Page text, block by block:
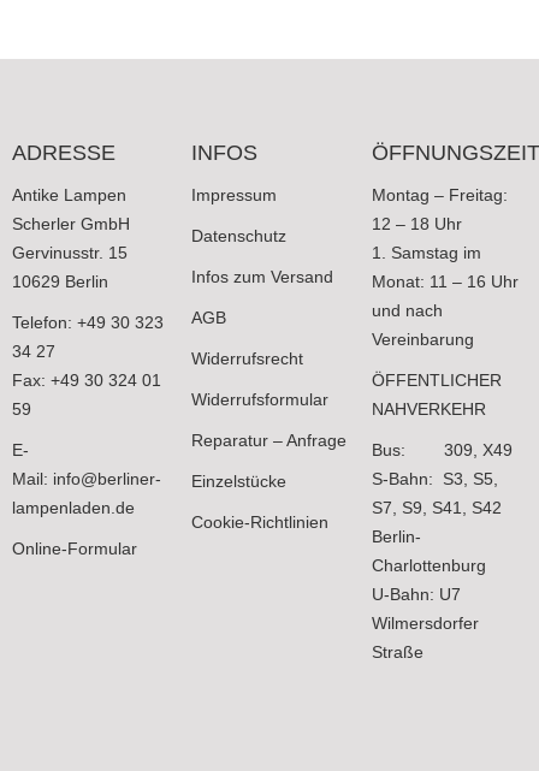
ADRESSE
Antike Lampen
Scherler GmbH
Gervinusstr. 15
10629 Berlin
Telefon: +49 30 323
34 27
Fax: +49 30 324 01
59
E-
Mail: info@berliner-
lampenladen.de
Online-Formular
INFOS
Impressum
Datenschutz
Infos zum Versand
AGB
Widerrufsrecht
Widerrufsformular
Reparatur – Anfrage
Einzelstücke
Cookie-Richtlinien
Montag – Freitag:
12 – 18 Uhr
1. Samstag im
Monat: 11 – 16 Uhr
und nach
Vereinbarung
ÖFFENTLICHER
NAHVERKEHR
Bus: 309, X49
S-Bahn: S3, S5,
S7, S9, S41, S42
Berlin-
Charlottenburg
U-Bahn: U7
Wilmersdorfer
Straße